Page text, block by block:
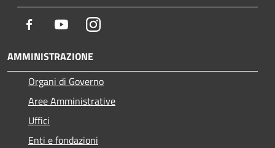
Facebook YoutubeInstagram
AMMINISTRAZIONE
Organi di Governo
Aree Amministrative
Uffici
Enti e fondazioni